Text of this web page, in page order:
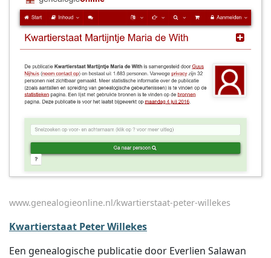
www.genealogieonline.nl/kwartierstaat-peter-willekes
Kwartierstaat Peter Willekes
Een genealogische publicatie door Everlien Salawan